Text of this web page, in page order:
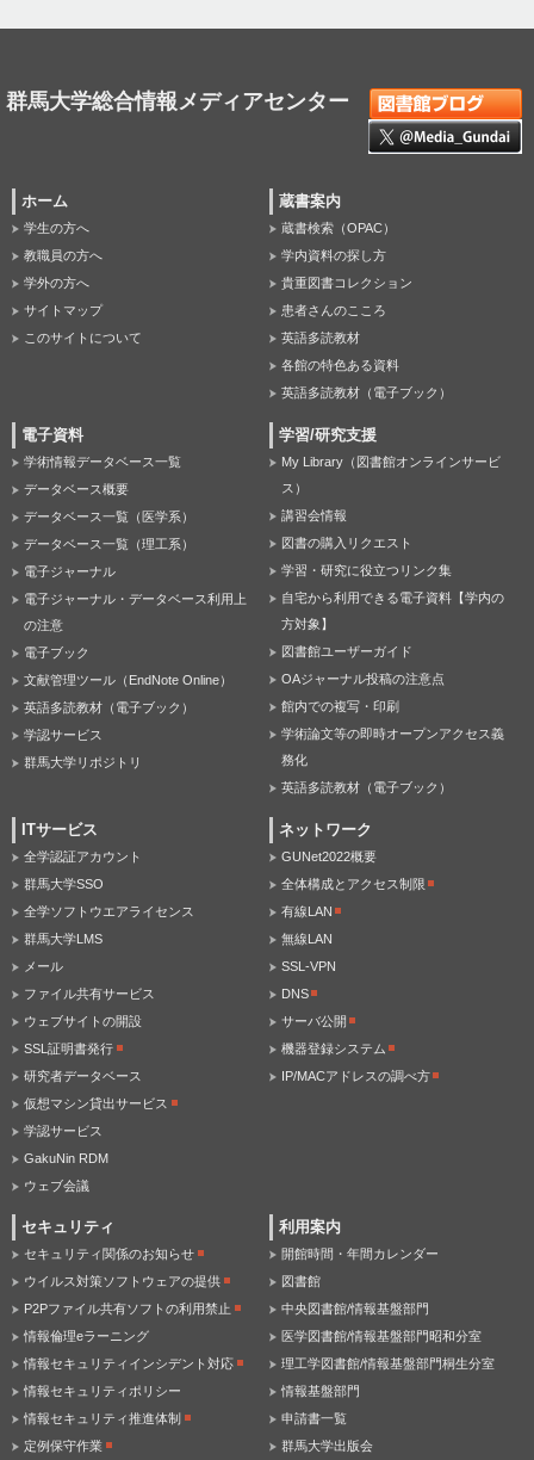
群馬大学総合情報メディアセンター
ホーム
学生の方へ
教職員の方へ
学外の方へ
サイトマップ
このサイトについて
蔵書案内
蔵書検索（OPAC）
学内資料の探し方
貴重図書コレクション
患者さんのこころ
英語多読教材
各館の特色ある資料
英語多読教材（電子ブック）
電子資料
学術情報データベース一覧
データベース概要
データベース一覧（医学系）
データベース一覧（理工系）
電子ジャーナル
電子ジャーナル・データベース利用上
の注意
電子ブック
文献管理ツール（EndNote Online）
英語多読教材（電子ブック）
学認サービス
群馬大学リポジトリ
学習/研究支援
My Library（図書館オンラインサービ
ス）
講習会情報
図書の購入リクエスト
学習・研究に役立つリンク集
自宅から利用できる電子資料【学内の
方対象】
図書館ユーザーガイド
OAジャーナル投稿の注意点
館内での複写・印刷
学術論文等の即時オープンアクセス義
務化
英語多読教材（電子ブック）
ITサービス
全学認証アカウント
群馬大学SSO
全学ソフトウエアライセンス
群馬大学LMS
メール
ファイル共有サービス
ウェブサイトの開設
SSL証明書発行
研究者データベース
仮想マシン貸出サービス
学認サービス
GakuNin RDM
ウェブ会議
ネットワーク
GUNet2022概要
全体構成とアクセス制限
有線LAN
無線LAN
SSL-VPN
DNS
サーバ公開
機器登録システム
IP/MACアドレスの調べ方
セキュリティ
セキュリティ関係のお知らせ
ウイルス対策ソフトウェアの提供
P2Pファイル共有ソフトの利用禁止
情報倫理eラーニング
情報セキュリティインシデント対応
情報セキュリティポリシー
情報セキュリティ推進体制
定例保守作業
利用案内
開館時間・年間カレンダー
図書館
中央図書館/情報基盤部門
医学図書館/情報基盤部門昭和分室
理工学図書館/情報基盤部門桐生分室
情報基盤部門
申請書一覧
群馬大学出版会